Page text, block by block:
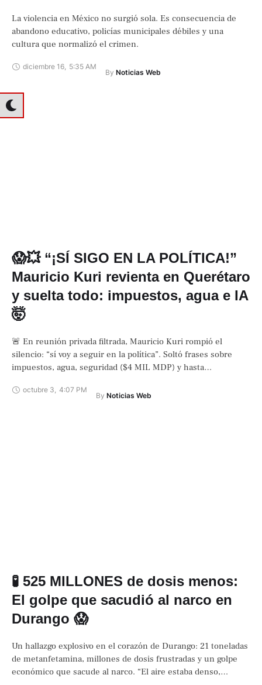
La violencia en México no surgió sola. Es consecuencia de
abandono educativo, policías municipales débiles y una
cultura que normalizó el crimen.
diciembre 16, 5:35 AM
By Noticias Web
😱💥 “¡SÍ SIGO EN LA POLÍTICA!”
Mauricio Kuri revienta en Querétaro
y suelta todo: impuestos, agua e IA
🤯
🚨 En reunión privada filtrada, Mauricio Kuri rompió el
silencio: “sí voy a seguir en la política”. Soltó frases sobre
impuestos, agua, seguridad ($4 MIL MDP) y hasta
octubre 3, 4:07 PM
By Noticias Web
🧪 525 MILLONES de dosis menos:
El golpe que sacudió al narco en
Durango 😱
Un hallazgo explosivo en el corazón de Durango: 21 toneladas
de metanfetamina, millones de dosis frustradas y un golpe
económico que sacude al narco. “El aire estaba denso,